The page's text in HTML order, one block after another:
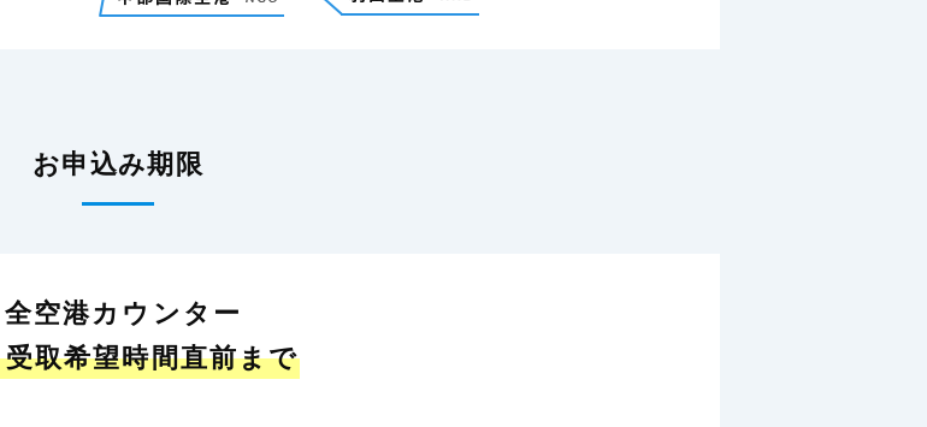
お申込み期限
全空港カウンター
取希望時間直前まで